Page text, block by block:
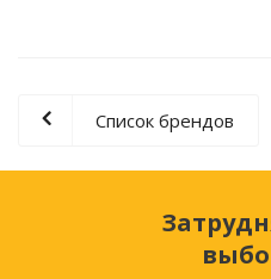
Список брендов